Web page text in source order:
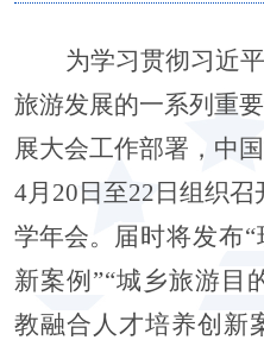
为学习贯彻习近
旅游发展的一系列重
展大会工作部署 ，中
4月20日至22日组织
学年会。 届时将发布“
新案例 ”“城乡旅游目
教融合人才培养创新